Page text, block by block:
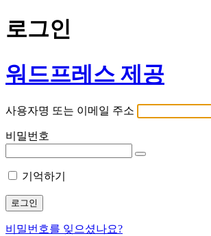
로그인
워드프레스 제공
사용자명 또는 이메일 주소
비밀번호
기억하기
비밀번호를 잊으셨나요?